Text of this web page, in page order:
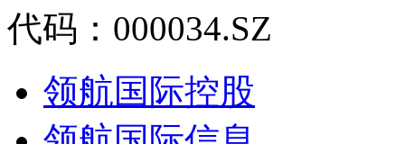
代码：000034.SZ
领航国际控股